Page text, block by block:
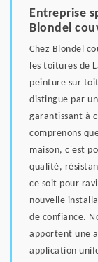
Entreprise
Blondel
Chez Blondel
les toitures de
peinture sur
distingue par
garantissant à
comprenons
maison, c'est
qualité,
ce soit pour
nouvelle
de confiance.
apportent une
application